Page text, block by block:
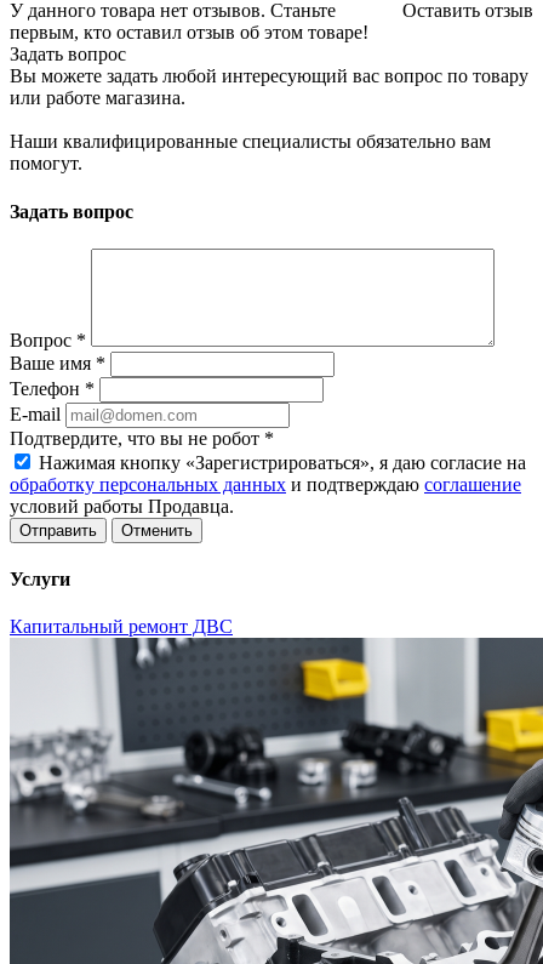
Оставить отзыв
У данного товара нет отзывов. Станьте
первым, кто оставил отзыв об этом товаре!
Задать вопрос
Вы можете задать любой интересующий вас вопрос по товару
или работе магазина.
Наши квалифицированные специалисты обязательно вам
помогут.
Задать вопрос
Вопрос *
Ваше имя *
Телефон *
E-mail
Подтвердите, что вы не робот *
Нажимая кнопку «Зарегистрироваться», я даю согласие на
обработку персональных данных и подтверждаю соглашение
условий работы Продавца.
Отменить
Услуги
Капитальный ремонт ДВС